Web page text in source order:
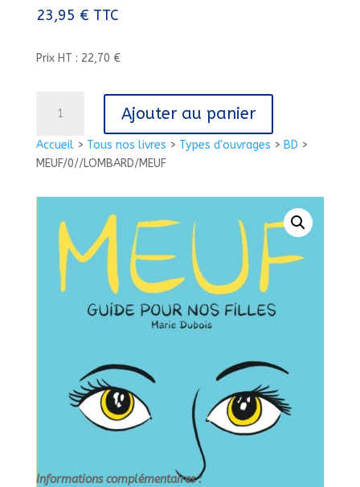
Accueil> Tous nos livres > Types d'ouvrages > BD >
MEUF/0//LOMBARD/MEUF
23,95 € TTC
Prix HT : 22,70 €
MEUF/0//LOMBARD/MEUF
Ajouter au panier
Informations complémentaires :